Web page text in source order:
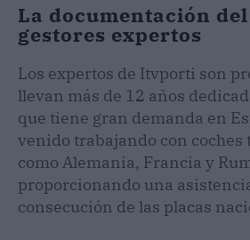
La documentación
gestores expertos
Los expertos de Itvporti son
llevan más de 12 años
que tiene gran demanda en
venido trabajando con coches
como Alemania, Francia y
proporcionando una
consecución de las placas